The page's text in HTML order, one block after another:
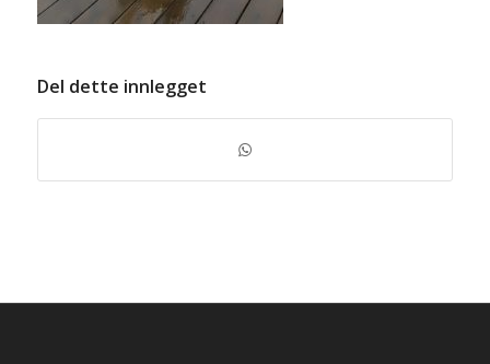
Del dette innlegget